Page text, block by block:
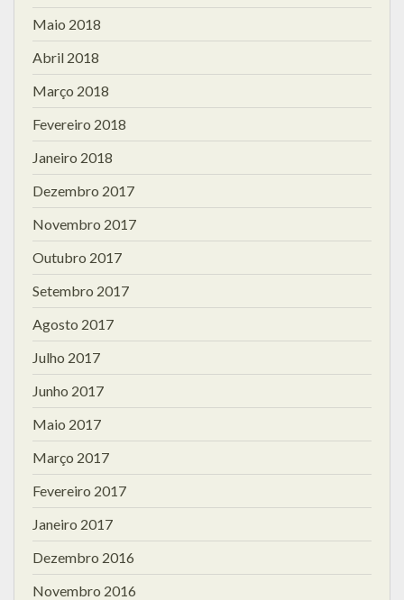
Maio 2018
Abril 2018
Março 2018
Fevereiro 2018
Janeiro 2018
Dezembro 2017
Novembro 2017
Outubro 2017
Setembro 2017
Agosto 2017
Julho 2017
Junho 2017
Maio 2017
Março 2017
Fevereiro 2017
Janeiro 2017
Dezembro 2016
Novembro 2016